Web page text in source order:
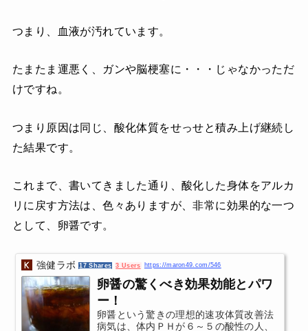
つまり、血液が汚れています。
たまたま運悪く、ガンや脳梗塞に・・・じゃなかっただ
けですね。
つまり原因は同じ、酸化体質をせっせと積み上げ継続し
た結果です。
これまで、書いてきました通り、酸化した身体をアルカ
リに戻す方法は、色々ありますが、非常に効果的な一つ
として、卵醤です。
強健ラボ 17 Shares 3 Users https://maron49.com/546
卵醤の驚くべき効果効能とパワ
ー！
卵醤という驚きの理想的速攻体質改善法
病気は、体内ＰＨが６～５の酸性の人、